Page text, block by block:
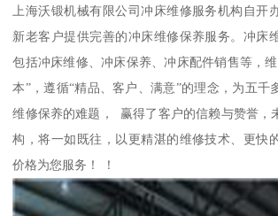
上海沃锻机械有限公司冲床维修服务机构自开
新老客户提供完善的冲床维修保养服务。冲床
包括冲床维修、冲床保养、冲床配件销售等，
本”，遵循“精品、客户、满意”的理念，为五千
维修保养的难题， 赢得了客户的信赖与赞誉，
构，将一如既往，以更精湛的维修技术、更快
价格为您服务！ ！